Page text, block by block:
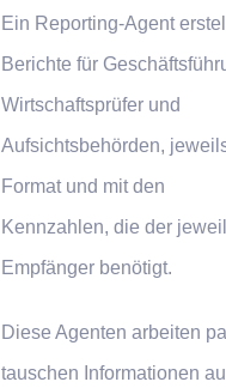
Ein Reporting-Agent
Berichte für
Wirtschaftsprüfer und
Aufsichtsbehörden,
Format und mit den
Kennzahlen, die der
Empfänger benötigt.
Diese Agenten arbeiten
tauschen Informationen